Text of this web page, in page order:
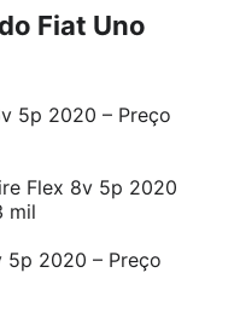
Fiat Uno
5p 2020 – Preço
Flex 8v 5p 2020
mil
5p 2020 – Preço